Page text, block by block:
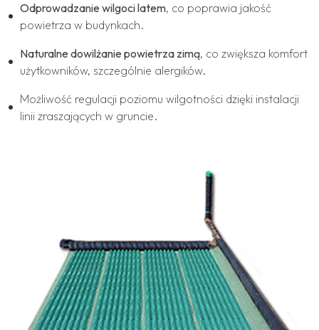
Odprowadzanie wilgoci latem, co poprawia jakość
powietrza w budynkach.
Naturalne dowilżanie powietrza zimą, co zwiększa komfort
użytkowników, szczególnie alergików.
Możliwość regulacji poziomu wilgotności dzięki instalacji
linii zraszających w gruncie.